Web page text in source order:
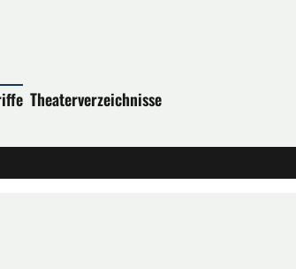
Theaterverzeichnisse